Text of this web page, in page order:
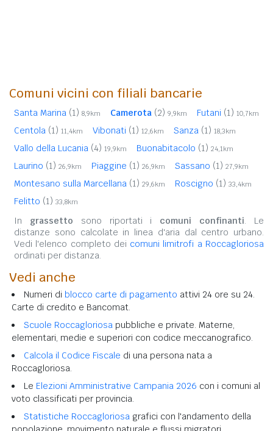
Comuni vicini con filiali bancarie
Santa Marina (1) 8,9km Camerota (2) 9,9km Futani (1) 10,7km
Centola (1) 11,4km Vibonati (1) 12,6km Sanza (1) 18,3km
Vallo della Lucania (4) 19,9km Buonabitacolo (1) 24,1km
Laurino (1) 26,9km Piaggine (1) 26,9km Sassano (1) 27,9km
Montesano sulla Marcellana (1) 29,6km Roscigno (1) 33,4km
Felitto (1) 33,8km
In grassetto sono riportati i comuni confinanti. Le
distanze sono calcolate in linea d'aria dal centro urbano.
Vedi l'elenco completo dei comuni limitrofi a Roccagloriosa
ordinati per distanza.
Vedi anche
Numeri di blocco carte di pagamento attivi 24 ore su 24.
Carte di credito e Bancomat.
Scuole Roccagloriosa pubbliche e private. Materne,
elementari, medie e superiori con codice meccanografico.
Calcola il Codice Fiscale di una persona nata a
Roccagloriosa.
Le Elezioni Amministrative Campania 2026 con i comuni al
voto classificati per provincia.
Statistiche Roccagloriosa grafici con l'andamento della